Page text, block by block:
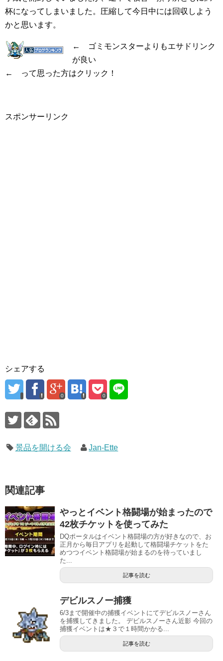
杯になってしまいました。圧縮して今日中には回収しよう
かと思います。
← ゴミモンスターよりもエサドリンク
が良い
← って思った方はクリック！
スポンサーリンク
シェアする
0 0
景品を開ける会 Jan-Ette
関連記事
やっとイベント格闘場が始まったので
42枚チケットを使ってみた
DQポータルはイベント格闘場の方が好きなので、お
正月から毎日アプリを起動して格闘場チケットをた
めつつイベント格闘場が始まるのを待っていまし
た...
記事を読む
デビルスノー捕獲
6/3まで開催中の捕獲イベントにてデビルスノーさん
を捕獲してきました。 デビルスノーさん近影 今回の
捕獲イベントは★３で１時間かかる...
記事を読む